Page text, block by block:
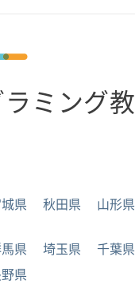
ミング
県 秋田県 山形県
県 埼玉県 千葉県
県